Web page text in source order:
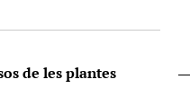
de les plantes